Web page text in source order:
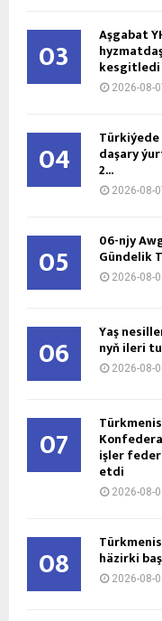
03 Aşgabat
kesgitledi
2026-08-
04 daşary
2...
2026-08-
05 06-njy
Gündelik
2026-08-
06 Ýaş
nyň ile­ri
2026-08-
07 işler
etdi
2026-08-
08 häzirki
2026-08-